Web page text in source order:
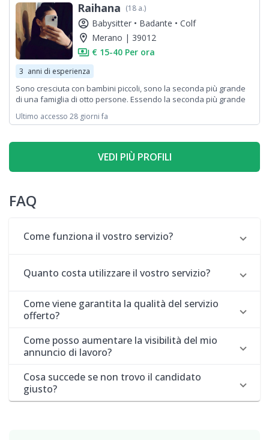
Raihana (18 a.)
account_circle Babysitter • Badante • Colf
location_on Merano | 39012
payments € 15-40 Per ora
3 anni di esperienza
Sono cresciuta con bambini piccoli, sono la seconda più grande
di una famiglia di otto persone. Essendo la seconda più grande
doccia, sistemarle, eccetera. Ho sempre aiutato molto anche in
Ultimo accesso 28 giorni fa
VEDI PIÙ PROFILI
FAQ
Come funziona il vostro servizio?
Quanto costa utilizzare il vostro servizio?
Come viene garantita la qualità del servizio
offerto?
Come posso aumentare la visibilità del mio
annuncio di lavoro?
Cosa succede se non trovo il candidato
giusto?